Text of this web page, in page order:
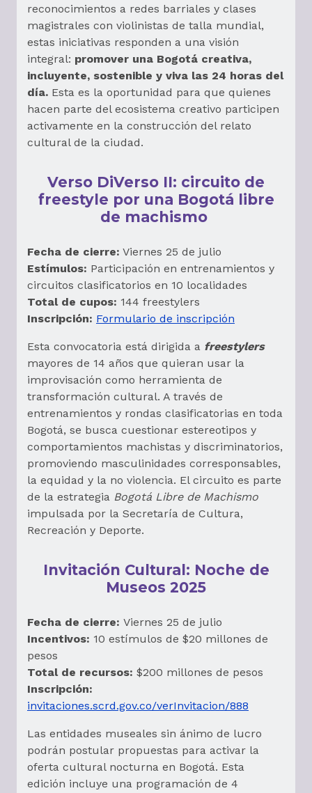
reconocimientos a redes barriales y clases
magistrales con violinistas de talla mundial,
estas iniciativas responden a una visión
integral: promover una Bogotá creativa,
incluyente, sostenible y viva las 24 horas del
día. Esta es la oportunidad para que quienes
hacen parte del ecosistema creativo participen
activamente en la construcción del relato
cultural de la ciudad.
Verso DiVerso II: circuito de
freestyle por una Bogotá libre
de machismo
Fecha de cierre: Viernes 25 de julio
Estímulos: Participación en entrenamientos y
circuitos clasificatorios en 10 localidades
Total de cupos: 144 freestylers
Inscripción: Formulario de inscripción
Esta convocatoria está dirigida a freestylers
mayores de 14 años que quieran usar la
improvisación como herramienta de
transformación cultural. A través de
entrenamientos y rondas clasificatorias en toda
Bogotá, se busca cuestionar estereotipos y
comportamientos machistas y discriminatorios,
promoviendo masculinidades corresponsables,
la equidad y la no violencia. El circuito es parte
de la estrategia Bogotá Libre de Machismo
impulsada por la Secretaría de Cultura,
Recreación y Deporte.
Invitación Cultural: Noche de
Museos 2025
Fecha de cierre: Viernes 25 de julio
Incentivos: 10 estímulos de $20 millones de
pesos
Total de recursos: $200 millones de pesos
Inscripción:
invitaciones.scrd.gov.co/verInvitacion/888
Las entidades museales sin ánimo de lucro
podrán postular propuestas para activar la
oferta cultural nocturna en Bogotá. Esta
edición incluye una programación de 4